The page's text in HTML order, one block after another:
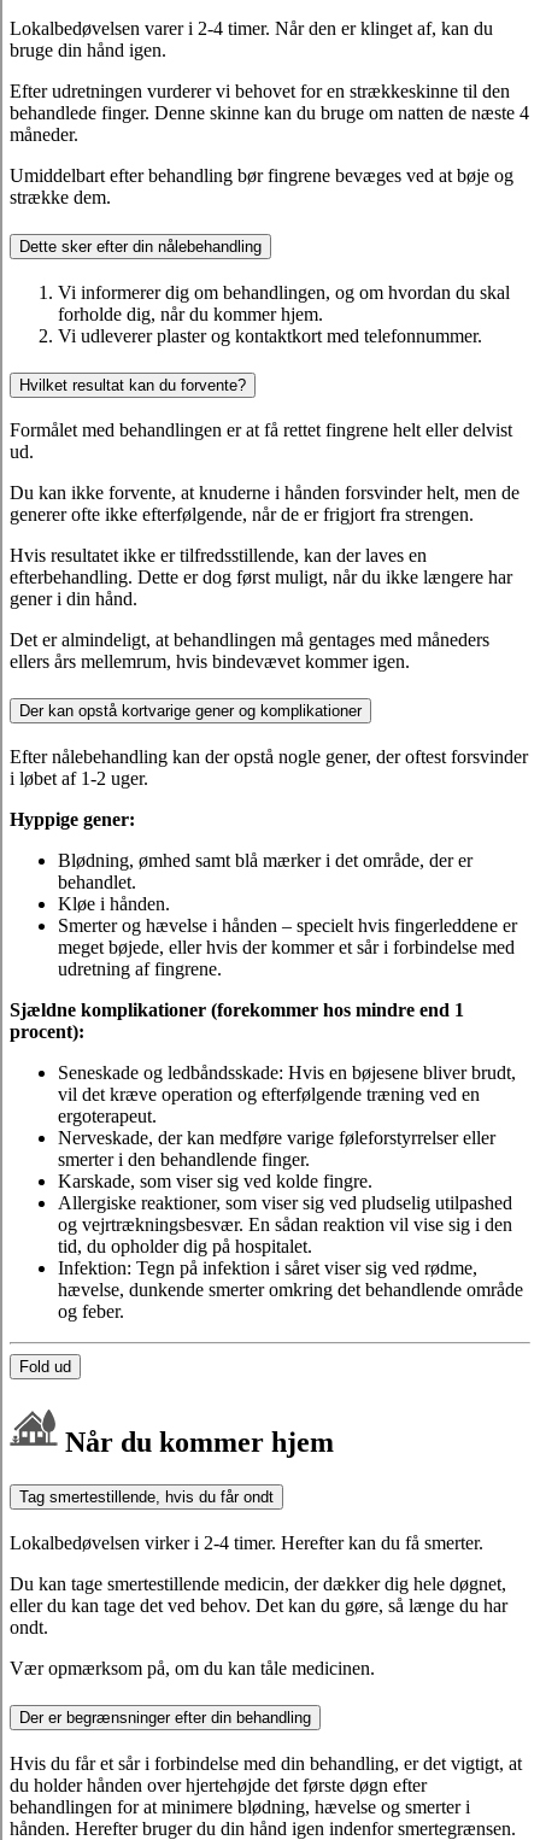
Lokalbedøvelsen varer i 2-4 timer. Når den er klinget af, kan du
bruge din hånd igen.
Efter udretningen vurderer vi behovet for en strækkeskinne til den
behandlede finger. Denne skinne kan du bruge om natten de næste 4
måneder.
Umiddelbart efter behandling bør fingrene bevæges ved at bøje og
strække dem.
Dette sker efter din nålebehandling
Vi informerer dig om behandlingen, og om hvordan du skal
forholde dig, når du kommer hjem.
Vi udleverer plaster og kontaktkort med telefonnummer.
Hvilket resultat kan du forvente?
Formålet med behandlingen er at få rettet fingrene helt eller delvist
ud.
Du kan ikke forvente, at knuderne i hånden forsvinder helt, men de
generer ofte ikke efterfølgende, når de er frigjort fra strengen.
Hvis resultatet ikke er tilfredsstillende, kan der laves en
efterbehandling. Dette er dog først muligt, når du ikke længere har
gener i din hånd.
Det er almindeligt, at behandlingen må gentages med måneders
ellers års mellemrum, hvis bindevævet kommer igen.
Der kan opstå kortvarige gener og komplikationer
Efter nålebehandling kan der opstå nogle gener, der oftest forsvinder
i løbet af 1-2 uger.
Hyppige gener:
Blødning, ømhed samt blå mærker i det område, der er
behandlet.
Kløe i hånden.
Smerter og hævelse i hånden – specielt hvis fingerleddene er
meget bøjede, eller hvis der kommer et sår i forbindelse med
udretning af fingrene.
Sjældne komplikationer (forekommer hos mindre end 1
procent):
Seneskade og ledbåndsskade: Hvis en bøjesene bliver brudt,
vil det kræve operation og efterfølgende træning ved en
ergoterapeut.
Nerveskade, der kan medføre varige føleforstyrrelser eller
smerter i den behandlende finger.
Karskade, som viser sig ved kolde fingre.
Allergiske reaktioner, som viser sig ved pludselig utilpashed
og vejrtrækningsbesvær. En sådan reaktion vil vise sig i den
tid, du opholder dig på hospitalet.
Infektion: Tegn på infektion i såret viser sig ved rødme,
hævelse, dunkende smerter omkring det behandlende område
og feber.
Fold ud
Når du kommer hjem
Tag smertestillende, hvis du får ondt
Lokalbedøvelsen virker i 2-4 timer. Herefter kan du få smerter.
Du kan tage smertestillende medicin, der dækker dig hele døgnet,
eller du kan tage det ved behov. Det kan du gøre, så længe du har
ondt.
Vær opmærksom på, om du kan tåle medicinen.
Der er begrænsninger efter din behandling
Hvis du får et sår i forbindelse med din behandling, er det vigtigt, at
du holder hånden over hjertehøjde det første døgn efter
behandlingen for at minimere blødning, hævelse og smerter i
hånden. Herefter bruger du din hånd igen indenfor smertegrænsen.